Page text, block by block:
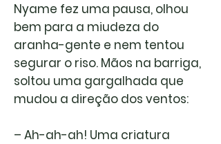
Nyame fez uma pausa, olhou
bem para a miudeza do
aranha-gente e nem tentou
segurar o riso. Mãos na barriga,
soltou uma gargalhada que
mudou a direção dos ventos:
– Ah-ah-ah! Uma criatura